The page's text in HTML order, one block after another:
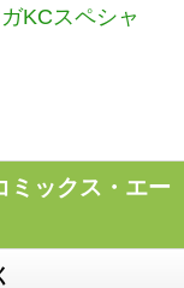
KCスペシャ
ミックス・エー